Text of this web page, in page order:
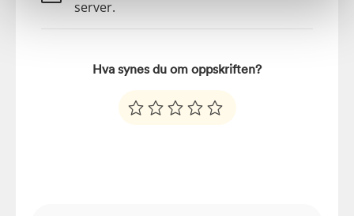
server.
Hva synes du om oppskriften?